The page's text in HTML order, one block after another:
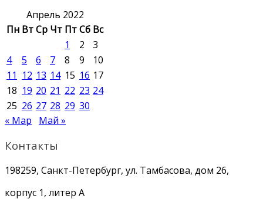
Апрель 2022
Пн ВтСр Чт ПтСб Вс
1
2
3
4
5 6 7 8 9
10
11 12 13 14 15 16 17
18 19 20 21 22 23 24
25 26 27 28 29 30
« Мар
Май »
Контакты
198259, Санкт-Петербург, ул. Тамбасова, дом 26,
корпус 1, литер А